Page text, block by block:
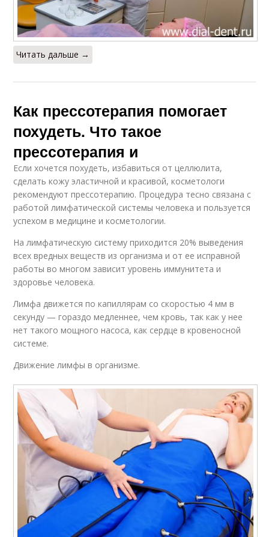
Читать дальше →
Как прессотерапия помогает
похудеть. Что такое
прессотерапия и
Если хочется похудеть, избавиться от целлюлита,
сделать кожу эластичной и красивой, косметологи
рекомендуют прессотерапию. Процедура тесно связана с
работой лимфатической системы человека и пользуется
успехом в медицине и косметологии.
На лимфатическую систему приходится 20% выведения
всех вредных веществ из организма и от ее исправной
работы во многом зависит уровень иммунитета и
здоровье человека.
Лимфа движется по капиллярам со скоростью 4 мм в
секунду — гораздо медленнее, чем кровь, так как у нее
нет такого мощного насоса, как сердце в кровеносной
системе.
Движение лимфы в организме.